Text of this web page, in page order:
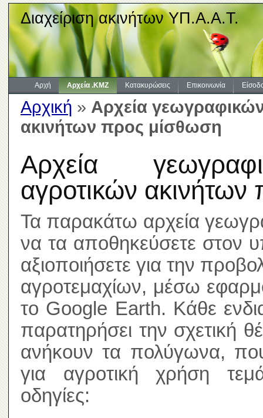
Διαχείριση ακινήτων ΥΠ.Α.Α.Τ.
Αρχή Αρχεία .KMZ Κατακυρώσεις Επικοινωνία
Αρχική » Αρχεία
ακινήτων προς μίσθωση
Αρχεία
αγροτικών
Τα παρακάτω αρχεία
να τα αποθηκεύσετε στον
αξιοποιήσετε για την
αγροτεμαχίων, μέσω
το Google Earth. Κάθε
παρατηρήσει την σχετική
ανήκουν τα πολύγωνα,
για αγροτική χρήση
οδηγίες: